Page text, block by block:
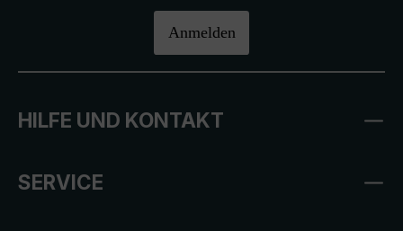
Anmelden
HILFE UND KONTAKT
SERVICE